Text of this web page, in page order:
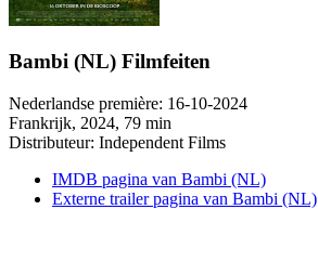
Bambi (NL) Filmfeiten
Nederlandse première: 16-10-2024
Frankrijk, 2024, 79 min
Distributeur: Independent Films
IMDB pagina van Bambi (NL)
Externe trailer pagina van Bambi (NL)